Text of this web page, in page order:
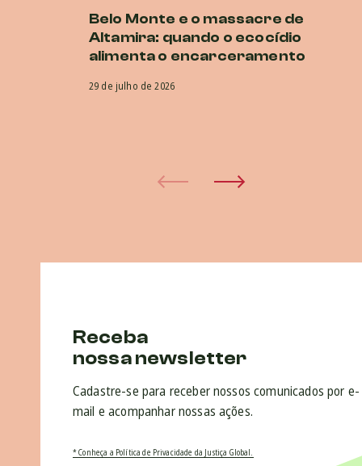
Belo Monte e o massacre de
Altamira: quando o ecocídio
alimenta o encarceramento
29 de julho de 2026
Receba
nossa newsletter
Cadastre-se para receber nossos comunicados por e-
mail e acompanhar nossas ações.
* Conheça a Política de Privacidade da Justiça Global.